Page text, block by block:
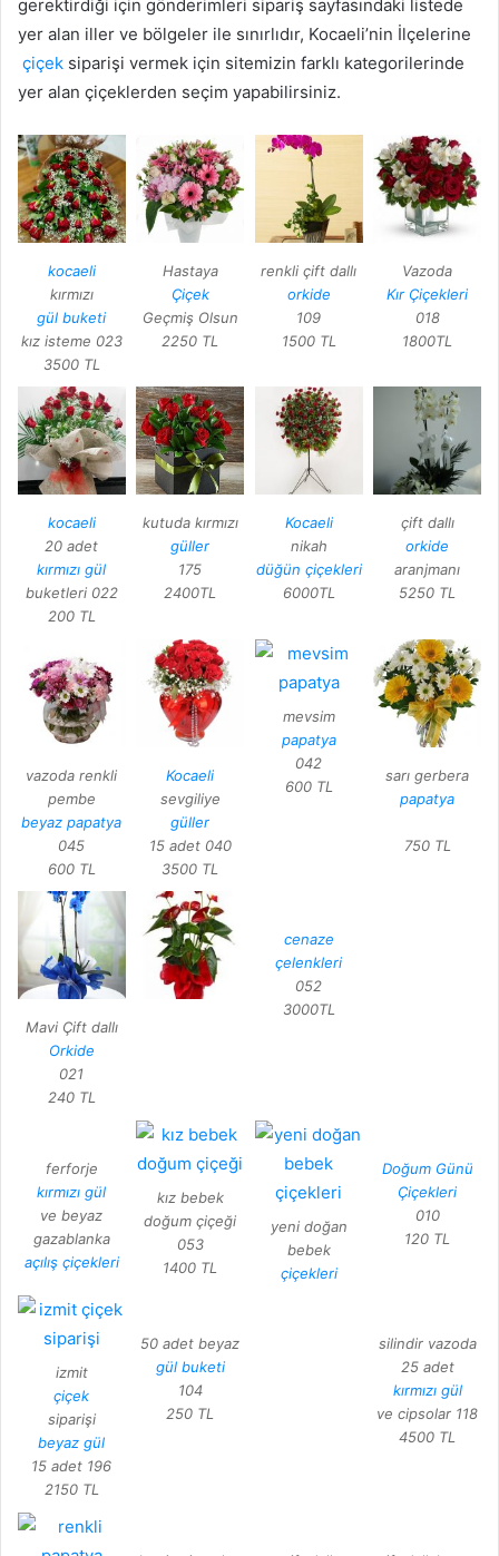
gerektirdiği için gönderimleri sipariş sayfasındaki listede
yer alan iller ve bölgeler ile sınırlıdır, Kocaeli’nin İlçelerine
çiçek siparişi vermek için sitemizin farklı kategorilerinde
yer alan çiçeklerden seçim yapabilirsiniz.
kocaeli
kırmızı
gül buketi
kız isteme 023
3500 TL
Hastaya
Çiçek
Geçmiş Olsun
2250 TL
renkli çift dallı
orkide
109
1500 TL
Vazoda
Kır Çiçekleri
018
1800TL
kocaeli
20 adet
kırmızı gül
buketleri 022
200 TL
kutuda kırmızı
güller
175
2400TL
Kocaeli
nikah
düğün çiçekleri
6000TL
çift dallı
orkide
aranjmanı
5250 TL
vazoda renkli
pembe
beyaz papatya
045
600 TL
Kocaeli
sevgiliye
güller
15 adet 040
3500 TL
mevsim
papatya
042
600 TL
sarı gerbera
papatya
750 TL
Mavi Çift dallı
Orkide
021
240 TL
cenaze
çelenkleri
052
3000TL
ferforje
kırmızı gül
ve beyaz
gazablanka
açılış çiçekleri
kız bebek
doğum çiçeği
053
1400 TL
yeni doğan
bebek
çiçekleri
Doğum Günü
Çiçekleri
010
120 TL
izmit
çiçek
siparişi
beyaz gül
15 adet 196
2150 TL
50 adet beyaz
gül buketi
104
250 TL
silindir vazoda
25 adet
kırmızı gül
ve cipsolar 118
4500 TL